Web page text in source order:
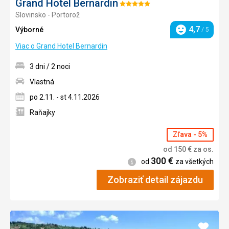
Grand Hotel Bernardin Hodnotenie:
Slovinsko - Portorož
Výborné
Hodnotenie
4,7 / 5
Viac o Grand Hotel Bernardin
3 dni / 2 noci
Vlastná
po 2.11. - st 4.11.2026
Raňajky
Zľava - 5%
od 150€ za os.
Informácie
od 300€ za všetkých
Zobraziť detail zájazdu
Pridať